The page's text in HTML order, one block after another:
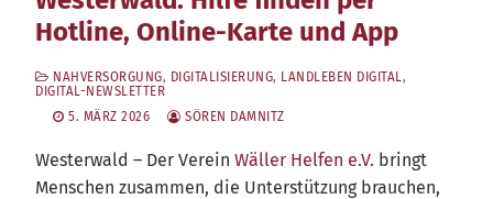
Hotline, Online-Karte und App
NAHVERSORGUNG, DIGITALISIERUNG, LANDLEBEN DIGITAL,
DIGITAL-NEWSLETTER
5. MÄRZ 2026
SÖREN DAMNITZ
Wes­ter­wald – Der Ver­ein Wäl­ler Hel­fen e.V. bringt
Men­schen zusam­men, die Unter­stüt­zung brau­chen,